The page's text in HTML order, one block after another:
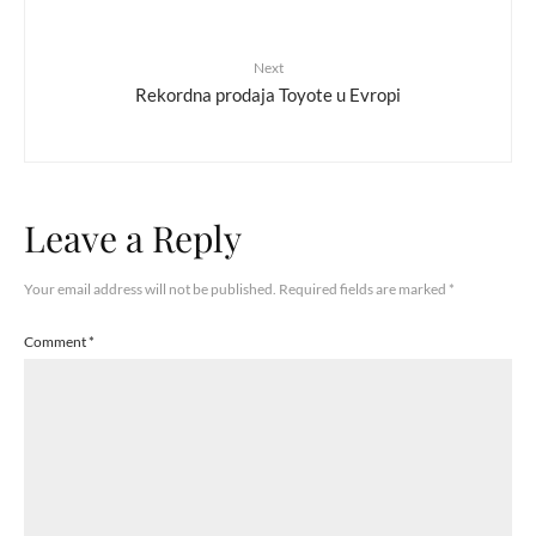
Next
Rekordna prodaja Toyote u Evropi
Leave a Reply
Your email address will not be published. Required fields are marked *
Comment*